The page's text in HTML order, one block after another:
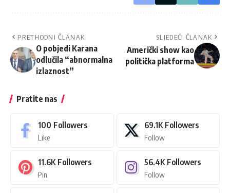
PRETHODNI ČLANAK
O pobjedi Karana
odlučila “abnormalna
izlaznost”
SLJEDEĆI ČLANAK
Američki show kao
politička platforma
Pratite nas
100 Followers
Like
69.1K Followers
Follow
11.6K Followers
Pin
56.4K Followers
Follow